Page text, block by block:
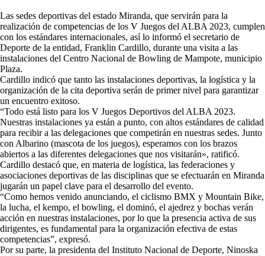
Las sedes deportivas del estado Miranda, que servirán para la
realización de competencias de los V Juegos del ALBA 2023, cumplen
con los estándares internacionales, así lo informó el secretario de
Deporte de la entidad, Franklin Cardillo, durante una visita a las
instalaciones del Centro Nacional de Bowling de Mampote, municipio
Plaza.
Cardillo indicó que tanto las instalaciones deportivas, la logística y la
organización de la cita deportiva serán de primer nivel para garantizar
un encuentro exitoso.
“Todo está listo para los V Juegos Deportivos del ALBA 2023.
Nuestras instalaciones ya están a punto, con altos estándares de calidad
para recibir a las delegaciones que competirán en nuestras sedes. Junto
con Albarino (mascota de los juegos), esperamos con los brazos
abiertos a las diferentes delegaciones que nos visitarán», ratificó.
Cardillo destacó que, en materia de logística, las federaciones y
asociaciones deportivas de las disciplinas que se efectuarán en Miranda
jugarán un papel clave para el desarrollo del evento.
“Como hemos venido anunciando, el ciclismo BMX y Mountain Bike,
la lucha, el kempo, el bowling, el dominó, el ajedrez y bochas verán
acción en nuestras instalaciones, por lo que la presencia activa de sus
dirigentes, es fundamental para la organización efectiva de estas
competencias”, expresó.
Por su parte, la presidenta del Instituto Nacional de Deporte, Ninoska